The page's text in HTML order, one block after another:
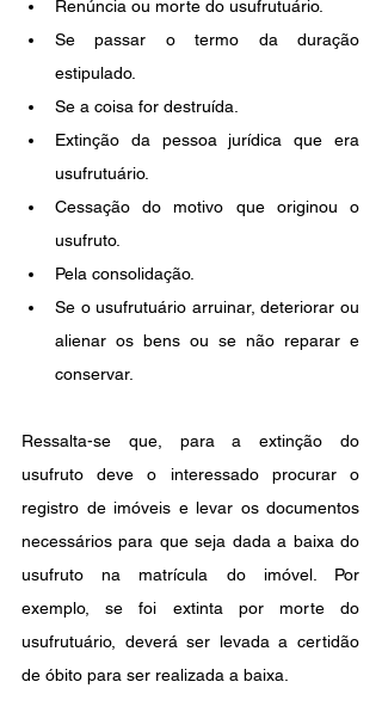
Renúncia ou morte do usufrutuário.
Se passar o termo da duração
estipulado.
Se a coisa for destruída.
Extinção da pessoa jurídica que era
usufrutuário.
Cessação do motivo que originou o
usufruto.
Pela consolidação.
Se o usufrutuário arruinar, deteriorar ou
alienar os bens ou se não reparar e
conservar.
Ressalta-se que, para a extinção do
usufruto deve o interessado procurar o
registro de imóveis e levar os documentos
necessários para que seja dada a baixa do
usufruto na matrícula do imóvel. Por
exemplo, se foi extinta por morte do
usufrutuário, deverá ser levada a certidão
de óbito para ser realizada a baixa.